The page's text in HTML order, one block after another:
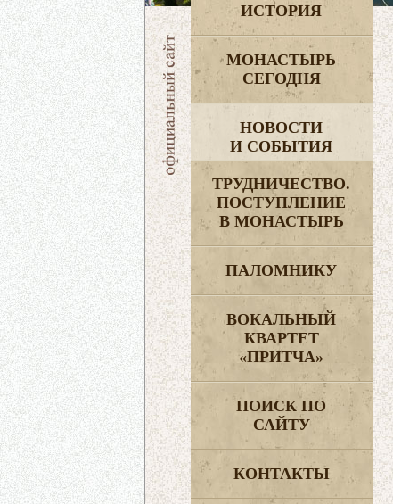
ИСТОРИЯ
МОНАСТЫРЬ
СЕГОДНЯ
НОВОСТИ
И СОБЫТИЯ
ТРУДНИЧЕСТВО.
ПОСТУПЛЕНИЕ
В МОНАСТЫРЬ
ПАЛОМНИКУ
ВОКАЛЬНЫЙ
КВАРТЕТ
«ПРИТЧА»
ПОИСК ПО
САЙТУ
КОНТАКТЫ